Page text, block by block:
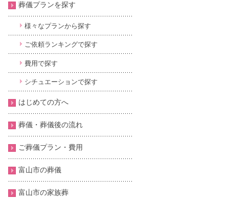
葬儀プランを探す
様々なプランから探す
ご依頼ランキングで探す
費用で探す
シチュエーションで探す
はじめての方へ
葬儀・葬儀後の流れ
ご葬儀プラン・費用
富山市の葬儀
富山市の家族葬